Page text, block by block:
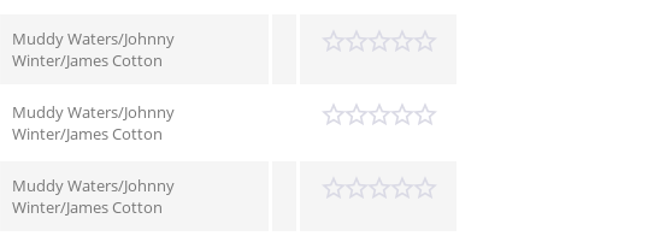
Muddy Waters/Johnny
Winter/James Cotton
Muddy Waters/Johnny
Winter/James Cotton
Muddy Waters/Johnny
Winter/James Cotton